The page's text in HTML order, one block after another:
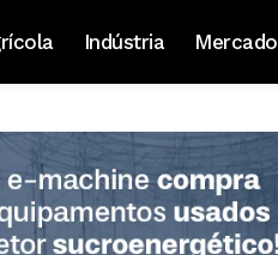
Indústria Mercado